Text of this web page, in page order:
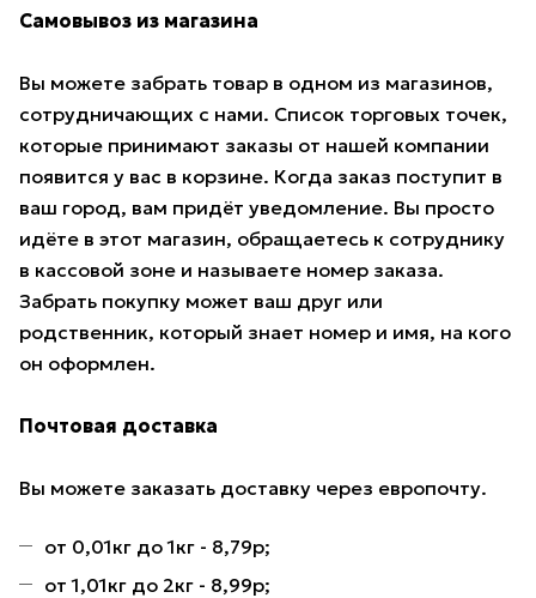
Самовывоз из магазина
Вы можете забрать товар в одном из магазинов,
сотрудничающих с нами. Список торговых точек,
которые принимают заказы от нашей компании
появится у вас в корзине. Когда заказ поступит в
ваш город, вам придёт уведомление. Вы просто
идёте в этот магазин, обращаетесь к сотруднику
в кассовой зоне и называете номер заказа.
Забрать покупку может ваш друг или
родственник, который знает номер и имя, на кого
он оформлен.
Почтовая доставка
Вы можете заказать доставку через европочту.
от 0,01кг до 1кг - 8,79р;
от 1,01кг до 2кг - 8,99р;